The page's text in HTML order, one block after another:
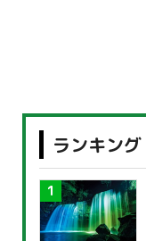
ランキング